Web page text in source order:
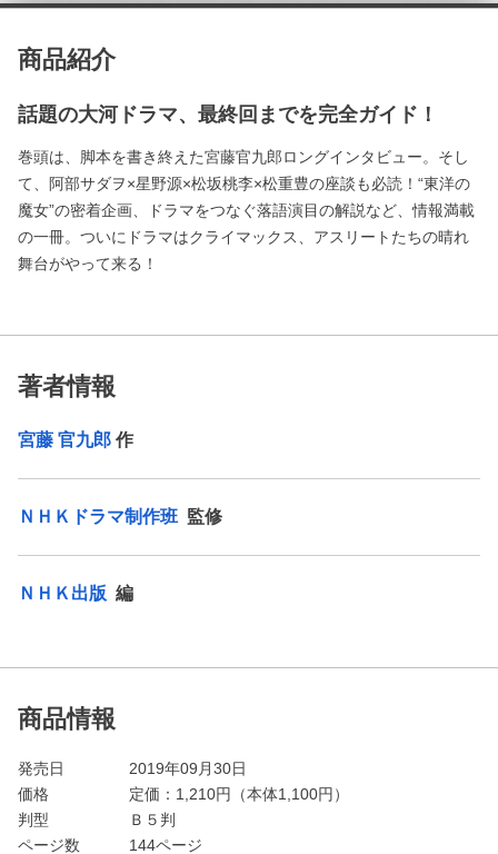
商品紹介
話題の大河ドラマ、最終回までを完全ガイド！
巻頭は、脚本を書き終えた宮藤官九郎ロングインタビュー。そし
て、阿部サダヲ×星野源×松坂桃李×松重豊の座談も必読！“東洋の
魔女”の密着企画、ドラマをつなぐ落語演目の解説など、情報満載
の一冊。ついにドラマはクライマックス、アスリートたちの晴れ
舞台がやって来る！
著者情報
宮藤 官九郎 作
ＮＨＫドラマ制作班 監修
ＮＨＫ出版 編
商品情報
発売日
2019年09月30日
価格
定価： 1,210円（本体1,100円）
判型
Ｂ５判
ページ数
144ページ